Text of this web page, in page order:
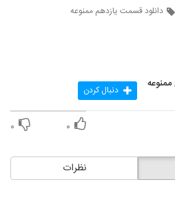
دانلود قسمت یازدهم ممنوعه
دنبال کردن
۰ ۰
نظرات